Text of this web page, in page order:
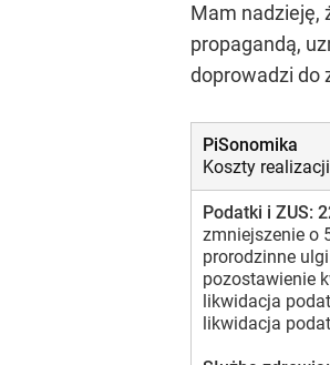
Mam nadzieję,
propagandą,
doprowadzi do
PiSonomika
Koszty
Podatki i ZUS:
zmniejszenie o
prorodzinne
pozostawienie
likwidacja
likwidacja